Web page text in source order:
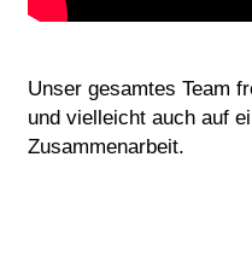
Unser gesamtes Team
und vielleicht auch auf
Zusammenarbeit.